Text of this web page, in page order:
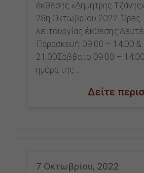
έκθεσης «Δημήτρης Τζάνης»
28η Οκτωβρίου 2022. Ώρες
λειτουργίας
Παρασκευή: 09:00 – 14:00 &
21:00Σάββατο 09:00 –
ημέρα της…
Δείτε
7 Οκτωβρίου, 2022